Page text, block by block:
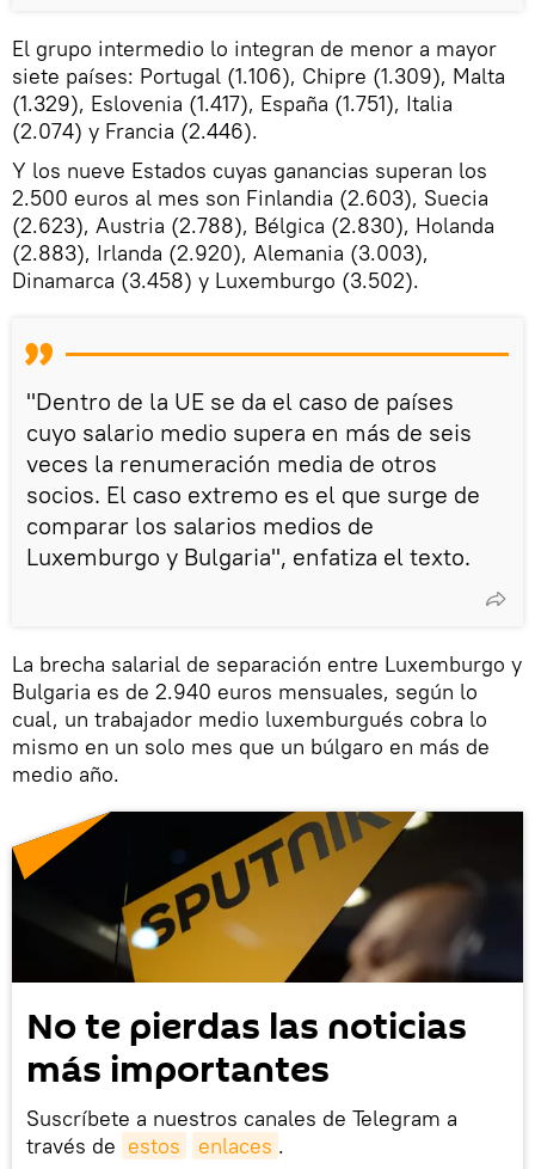
El grupo intermedio lo integran de menor a mayor
siete países: Portugal (1.106), Chipre (1.309), Malta
(1.329), Eslovenia (1.417), España (1.751), Italia
(2.074) y Francia (2.446).
Y los nueve Estados cuyas ganancias superan los
2.500 euros al mes son Finlandia (2.603), Suecia
(2.623), Austria (2.788), Bélgica (2.830), Holanda
(2.883), Irlanda (2.920), Alemania (3.003),
Dinamarca (3.458) y Luxemburgo (3.502).
"Dentro de la UE se da el caso de países
cuyo salario medio supera en más de seis
veces la renumeración media de otros
socios. El caso extremo es el que surge de
comparar los salarios medios de
Luxemburgo y Bulgaria", enfatiza el texto.
La brecha salarial de separación entre Luxemburgo y
Bulgaria es de 2.940 euros mensuales, según lo
cual, un trabajador medio luxemburgués cobra lo
mismo en un solo mes que un búlgaro en más de
medio año.
No te pierdas las noticias
más importantes
Suscríbete a nuestros canales de Telegram a
través de estos enlaces .